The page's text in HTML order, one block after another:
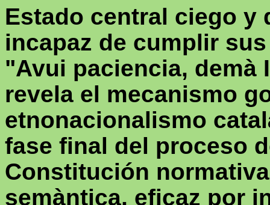
Estado central ciego
incapaz de cumplir
"Avui paciencia, demà
revela el mecanismo
etnonacionalismo
fase final del proceso
Constitución
semàntica, eficaz por